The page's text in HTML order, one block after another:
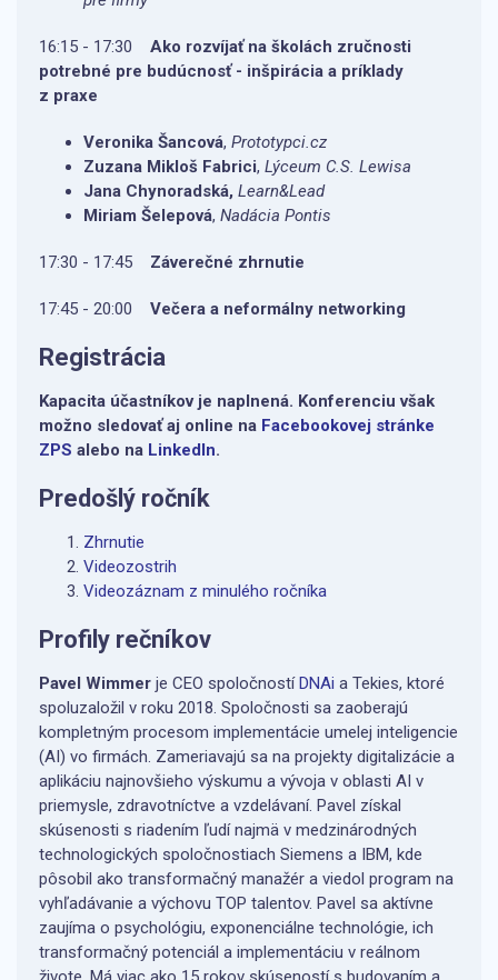
16:15 - 17:30 Ako rozvíjať na školách zručnosti
potrebné pre budúcnosť - inšpirácia a príklady
z praxe
Veronika Šancová, Prototypci.cz
Zuzana Mikloš Fabrici, Lýceum C.S. Lewisa
Jana Chynoradská, Learn&Lead
Miriam Šelepová, Nadácia Pontis
17:30 - 17:45 Záverečné zhrnutie
17:45 - 20:00 Večera a neformálny networking
Registrácia
Kapacita účastníkov je naplnená. Konferenciu však
možno sledovať aj online na Facebookovej stránke
ZPS alebo na LinkedIn.
Predošlý ročník
Zhrnutie
Videozostrih
Videozáznam z minulého ročníka
Profily rečníkov
Pavel Wimmer je CEO spoločnostíDNAi a Tekies, ktoré
spoluzaložil v roku 2018. Spoločnosti sa zaoberajú
kompletným procesom implementácie umelej inteligencie
(AI) vo firmách. Zameriavajú sa na projekty digitalizácie a
aplikáciu najnovšieho výskumu a vývoja v oblasti AI v
priemysle, zdravotníctve a vzdelávaní. Pavel získal
skúsenosti s riadením ľudí najmä v medzinárodných
technologických spoločnostiach Siemens a IBM, kde
pôsobil ako transformačný manažér a viedol program na
vyhľadávanie a výchovu TOP talentov. Pavel sa aktívne
zaujíma o psychológiu, exponenciálne technológie, ich
transformačný potenciál a implementáciu v reálnom